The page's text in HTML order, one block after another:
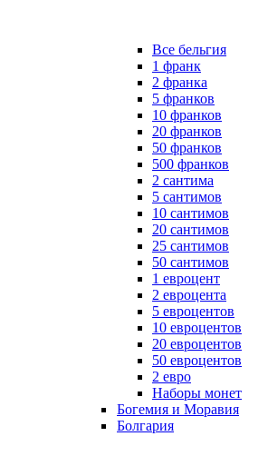
Все бельгия
1 франк
2 франка
5 франков
10 франков
20 франков
50 франков
500 франков
2 сантима
5 сантимов
10 сантимов
20 сантимов
25 сантимов
50 сантимов
1 евроцент
2 евроцента
5 евроцентов
10 евроцентов
20 евроцентов
50 евроцентов
2 евро
Наборы монет
Богемия и Моравия
Болгария